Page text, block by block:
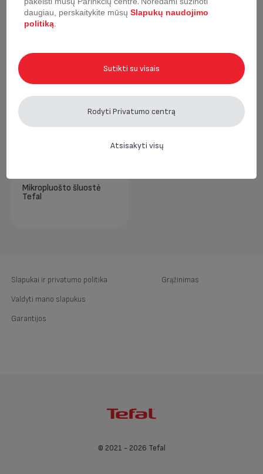
Neseniai žiūrėta
Mikropluošto šluostė
Tefal
Slapukai ir privatumo politika
Valdyti mano slapukus
Garantijos
Grąžinimas
© 2021 - 2026 Tefal
daugiau, perskaitykite mūsų Slapukų naudojimo
politiką
Sutikti su visais
Rodyti Privatumo centrą
Atsisakyti visų